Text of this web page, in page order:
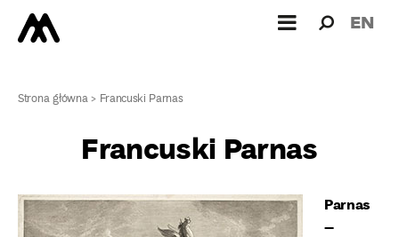
dla: EN
Strona główna> Francuski Parnas
Francuski Parnas
Parnas
–